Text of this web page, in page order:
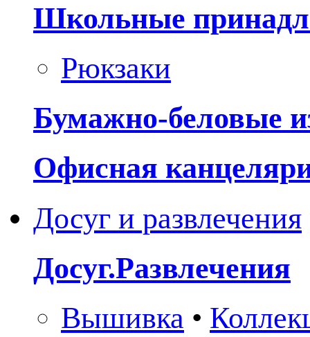
Школьные
Рюкзаки
Бумажно-беловые
Офисная
Досуг и развлечения
Досуг.Развлечения
Вышивка •